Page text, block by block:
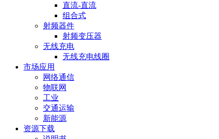
直流-直流
组合式
射频器件
射频变压器
无线充电
无线充电线圈
市场应用
网络通信
物联网
工业
交通运输
新能源
资源下载